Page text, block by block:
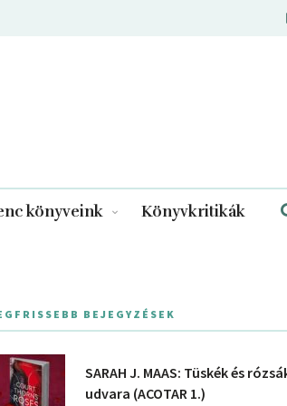
könyveink Könyvkritikák
BEJEGYZÉSEK
SARAH J. MAAS: Tüskék és
udvara (ACOTAR 1.)